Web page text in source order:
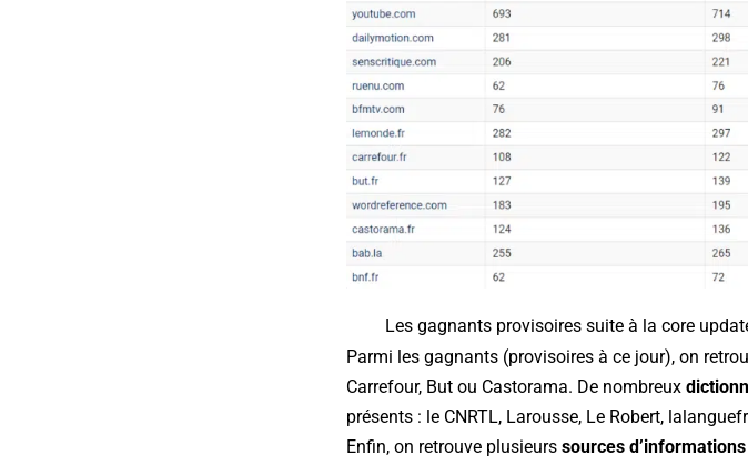
Les gagnants provisoires suite à la core
Parmi les gagnants (provisoires à ce jour), on
Carrefour, But ou Castorama. De nombreux
présents : le CNRTL, Larousse, Le Robert,
Enfin, on retrouve plusieurs sources d’informations